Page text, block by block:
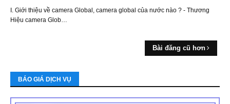
I. Giới thiệu về camera Global, camera global của nước nào ? - Thương
Hiệu camera Glob…
Bài đăng cũ hơn
BÁO GIÁ DỊCH VỤ